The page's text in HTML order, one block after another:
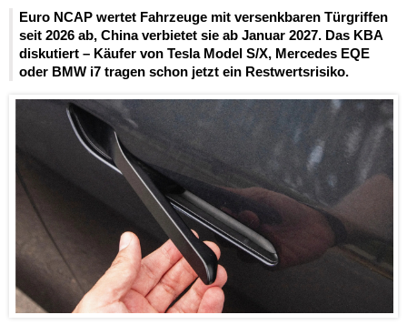
Euro NCAP wertet Fahrzeuge mit versenkbaren Türgriffen
seit 2026 ab, China verbietet sie ab Januar 2027. Das KBA
diskutiert – Käufer von Tesla Model S/X, Mercedes EQE
oder BMW i7 tragen schon jetzt ein Restwertsrisiko.